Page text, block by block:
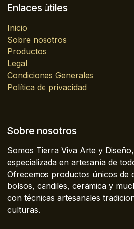
Enlaces útiles
Inicio
Sobre nosotros
Productos
Legal
Condiciones Generales
Política de privacidad
Sobre nosotros
Somos Tierra Viva Arte y
especializada en artesanía de
Ofrecemos productos únicos de
bolsos, candiles, cerámica y
con técnicas artesanales
culturas.